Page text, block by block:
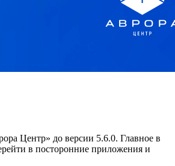
Центр» до версии 5.6.0. Главное в
в посторонние приложения и